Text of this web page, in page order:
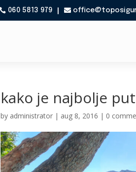
060 5813 979 
kako je najbolje
by administrator | aug 8, 2016 | 0